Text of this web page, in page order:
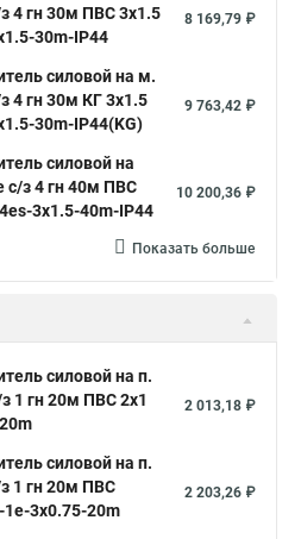
4 гн 30м ПВС 3х1.5
30m-IP44
8 169,79 ₽
силовой на м.
4 гн 30м КГ 3х1.5
30m-IP44(KG)
9 763,42 ₽
силовой на
c/з 4 гн 40м ПВС
3x1.5-40m-IP44
10 200,36 ₽
Показать больше
силовой на п.
1 гн 20м ПВС 2х1
2 013,18 ₽
силовой на п.
1 гн 20м ПВС
1e-3х0.75-20m
2 203,26 ₽